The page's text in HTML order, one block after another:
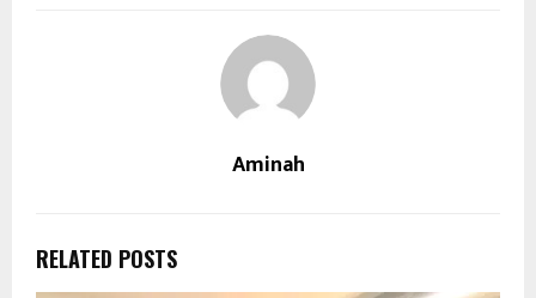
Aminah
RELATED POSTS